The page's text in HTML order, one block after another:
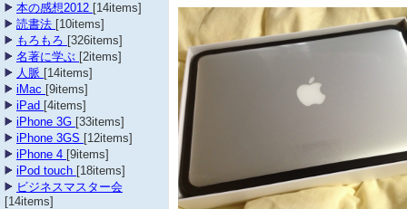
本の感想2012 [14items]
読書法 [10items]
もろもろ [326items]
名著に学ぶ [2items]
人脈 [14items]
iMac [9items]
iPad [4items]
iPhone 3G [33items]
iPhone 3GS [12items]
iPhone 4 [9items]
iPod touch [18items]
ビジネスマスター会
[14items]